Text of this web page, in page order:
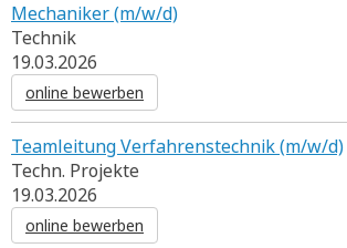
Mechaniker (m/w/d)
Technik
19.03.2026
online bewerben
Teamleitung Verfahrenstechnik (m/w/d)
Techn. Projekte
19.03.2026
online bewerben